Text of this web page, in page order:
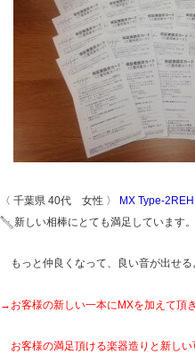
〈 千葉県 40代 女性 〉 MX Type-2REH
新しい相棒にとても満足しています。
もっと仲良くなって、良い音が出せる
→お客様の新しい一本にMXを加えて頂
お客様の満足頂ける楽器造りと新し